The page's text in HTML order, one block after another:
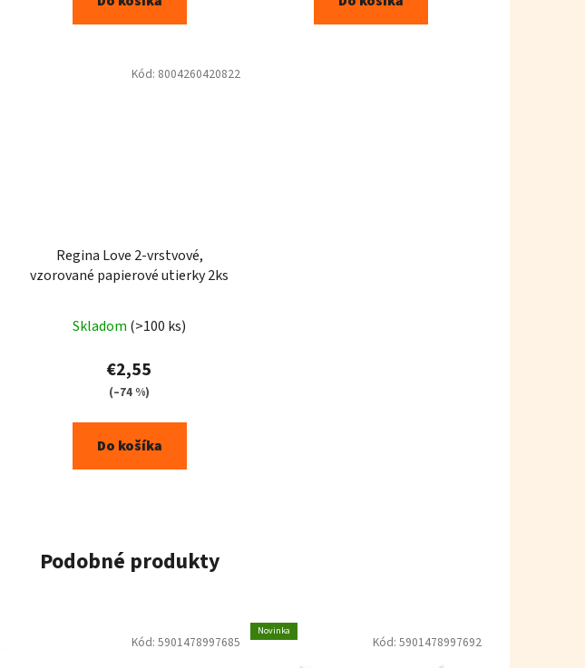
Regina Love 2-vrstvové,
vzorované papierové utierky 2ks
Skladom (>100 ks)
€2,55
(–74 %)
Do košíka
Kód: 8004260420822
Podobné produkty
Kód: 5901478997685
Novinka
Kód: 5901478997692